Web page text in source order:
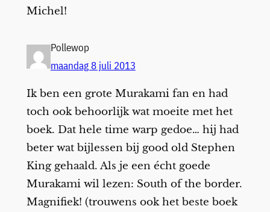
Michel!
Pollewop
maandag 8 juli 2013
Ik ben een grote Murakami fan en had
toch ook behoorlijk wat moeite met het
boek. Dat hele time warp gedoe… hij had
beter wat bijlessen bij good old Stephen
King gehaald. Als je een écht goede
Murakami wil lezen: South of the border.
Magnifiek! (trouwens ook het beste boek